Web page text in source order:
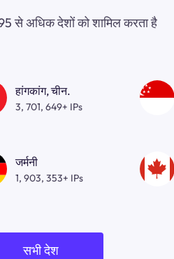
से अधिक देशों को शामिल करता है
हांगकांग, चीन.
3, 701, 649+ IPs
जर्मनी
1, 903, 353+ IPs
सभी देश